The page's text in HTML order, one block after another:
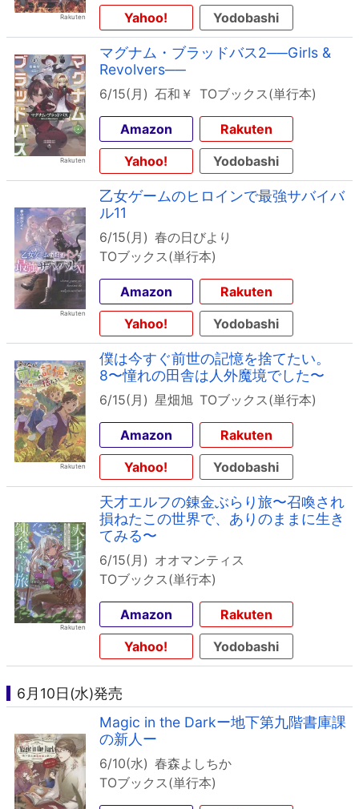
Yahoo! Yodobashi
マグナム・ブラッドバス2──Girls &
Revolvers──
6/15(月) 石和￥ TOブックス(単行本)
Amazon
Rakuten
Yahoo!
Yodobashi
乙女ゲームのヒロインで最強サバイバ
ル11
6/15(月) 春の日びより
TOブックス(単行本)
Amazon
Rakuten
Yahoo!
Yodobashi
僕は今すぐ前世の記憶を捨てたい。
8〜憧れの田舎は人外魔境でした〜
6/15(月) 星畑旭 TOブックス(単行本)
Amazon
Rakuten
Yahoo!
Yodobashi
天才エルフの錬金ぶらり旅〜召喚され
損ねたこの世界で、ありのままに生き
てみる〜
6/15(月) オオマンティス
TOブックス(単行本)
Amazon
Rakuten
Yahoo!
Yodobashi
6月10日(水)発売
Magic in the Darkー地下第九階書庫課
の新人ー
6/10(水) 春森よしちか
TOブックス(単行本)